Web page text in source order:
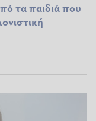
τα παιδιά που